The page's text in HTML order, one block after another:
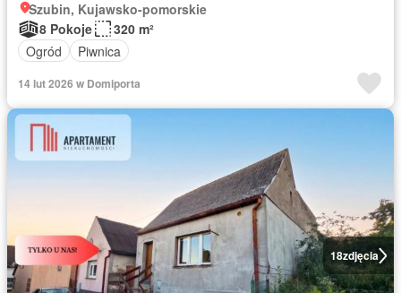
Szubin, Kujawsko-pomorskie
8 Pokoje
320 m²
Ogród
Piwnica
14 lut 2026 w Domiporta
18zdjęcia